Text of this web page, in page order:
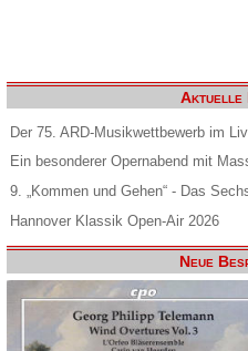
Aktuelle
Der 75. ARD-Musikwettbewerb im
Ein besonderer Opernabend mit
9. „Kommen und Gehen“ - Das
Hannover Klassik Open-Air 2026
Neue